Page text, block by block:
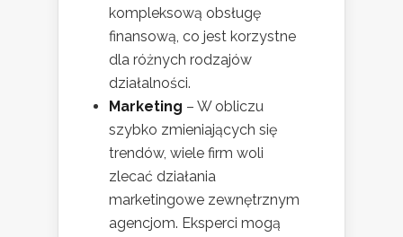
kompleksową obsługę
finansową, co jest korzystne
dla różnych rodzajów
działalności.
Marketing – W obliczu
szybko zmieniających się
trendów, wiele firm woli
zlecać działania
marketingowe zewnętrznym
agencjom. Eksperci mogą